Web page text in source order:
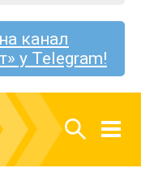
канал
у Telegram!